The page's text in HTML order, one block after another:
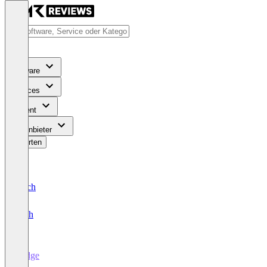
Software
Services
Content
Für Anbieter
Bewerten
Deutsch
English
bridge